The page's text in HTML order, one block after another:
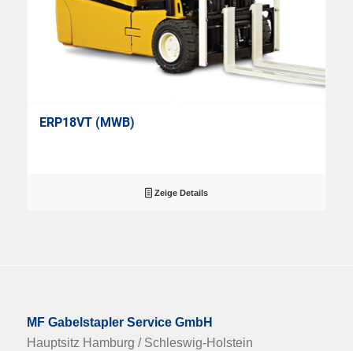
ERP18VT (MWB)
Zeige Details
MF Gabelstapler Service GmbH
Hauptsitz Hamburg / Schleswig-Holstein